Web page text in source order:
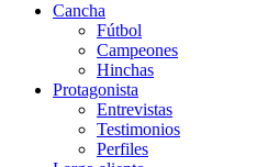
Cancha
Fútbol
Campeones
Hinchas
Protagonista
Entrevistas
Testimonios
Perfiles